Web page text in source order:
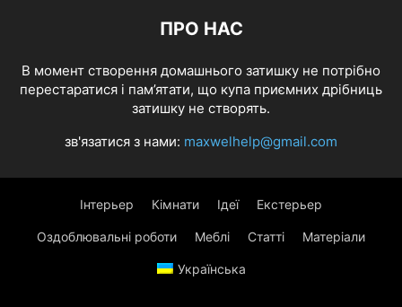
ПРО НАС
В момент створення домашнього затишку не потрібно
перестаратися і пам’ятати, що купа приємних дрібниць
затишку не створять.
зв'язатися з нами: maxwelhelp@gmail.com
Інтерьер Кімнати Ідеї Екстерьер
Оздоблювальні роботи Меблі Статті Матеріали
Українська